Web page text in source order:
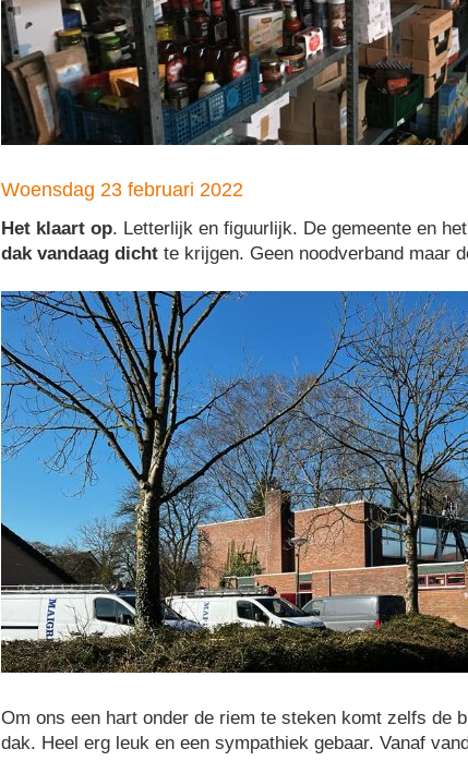
Woensdag 23 februari 2022
Het klaart op. Letterlijk en figuurlijk. De gemeente en
dak vandaag dicht te krijgen. Geen noodverband maar
Om ons een hart onder de riem te steken komt zelfs de
dak. Heel erg leuk en een sympathiek gebaar. Vanaf